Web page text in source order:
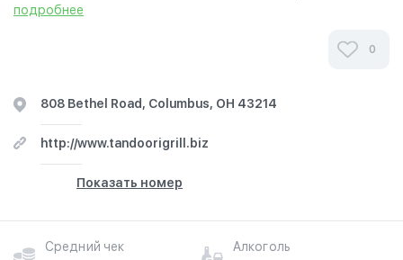
Tandoori food and Haleem, Nihari and other authentic
подробнее
0
808 Bethel Road, Columbus, OH 43214
http://www.tandoorigrill.biz
Показать номер
Средний чек
Алкоголь